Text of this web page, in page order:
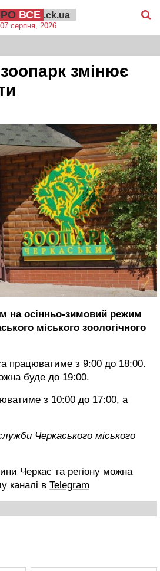
ВСЕ .ck.ua
07 серпня, 2026
змінює
на осінньо-зимовий режим
міського зоологічного
працюватиме з 9:00 до 18:00.
буде до 19:00.
з 10:00 до 17:00, а
Черкаського міського
Черкас та регіону можна
каналі в Telegram